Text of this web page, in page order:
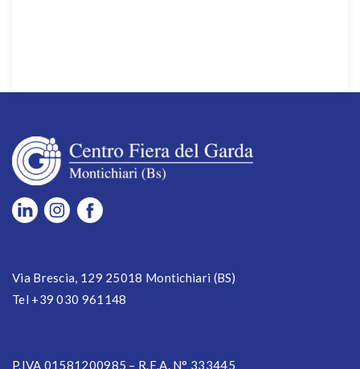
Via Brescia, 129 25018 Montichiari (BS)
Tel +39 030 961148
P.IVA 01581200985 – R.E.A. N° 333445